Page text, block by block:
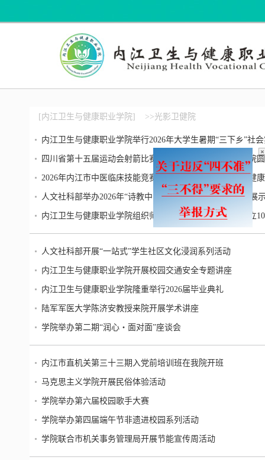
[内江卫生与健康职业学院] >>光影卫健院
内江卫生与健康职业学院举行2026年大学生暑期“三下乡”社
四川省第十五届运动会射箭比赛在内江卫生与健康职业学院
2026年内江市中医临床技能竞赛暨学术会议在内江卫生与健
人文社科部举办2026年“诗教中国” 诗词讲解大赛优秀作品展
内江卫生与健康职业学院组织师生收看庆祝中国共产党成立
人文社科部开展“一站式”学生社区文化浸润系列活动
内江卫生与健康职业学院开展校园交通安全专题讲座
内江卫生与健康职业学院隆重举行2026届毕业典礼
陆军军医大学陈济安教授来院开展学术讲座
学院举办第二期“润心・面对面”座谈会
内江市直机关第三十三期入党前培训班在我院开班
马克思主义学院开展民俗体验活动
学院举办第六届校园歌手大赛
学院举办第四届端午节非遗进校园系列活动
学院联合市机关事务管理局开展节能宣传周活动